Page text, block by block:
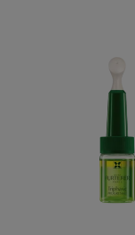
레
브
탈
모
방
지
트